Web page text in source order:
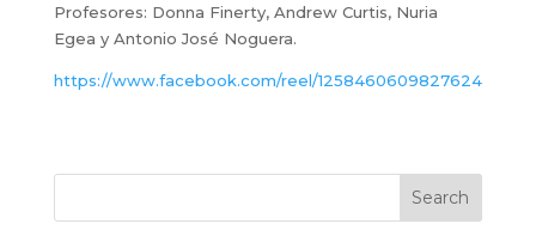
Profesores: Donna Finerty, Andrew Curtis, Nuria
Egea y Antonio José Noguera.
https://www.facebook.com/reel/1258460609827624
Search